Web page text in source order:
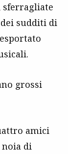
sferragliate
sudditi di
grossi
amici
di